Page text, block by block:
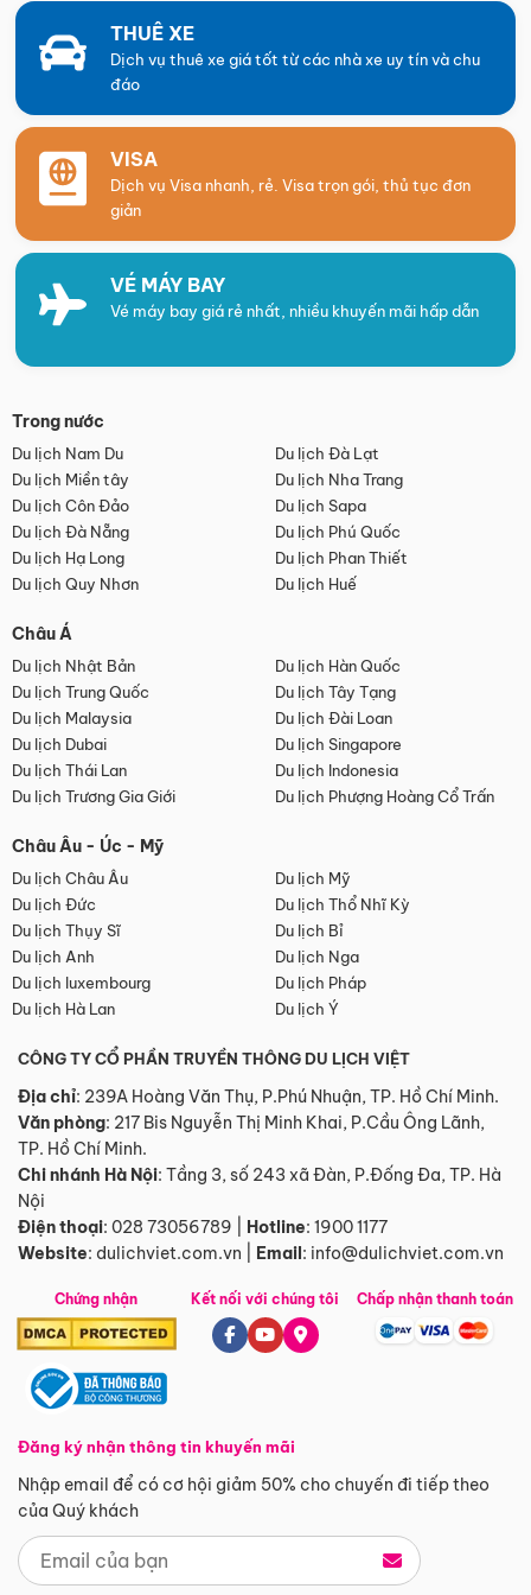
THUÊ XE
Dịch vụ thuê xe giá tốt từ các nhà xe uy tín và chu
đáo
VISA
Dịch vụ Visa nhanh, rẻ. Visa trọn gói, thủ tục đơn
giản
VÉ MÁY BAY
Vé máy bay giá rẻ nhất, nhiều khuyến mãi hấp dẫn
Trong nước
Du lịch Nam Du
Du lịch Đà Lạt
Du lịch Miền tây
Du lịch Nha Trang
Du lịch Côn Đảo
Du lịch Sapa
Du lịch Đà Nẵng
Du lịch Phú Quốc
Du lịch Hạ Long
Du lịch Phan Thiết
Du lịch Quy Nhơn
Du lịch Huế
Châu Á
Du lịch Nhật Bản
Du lịch Hàn Quốc
Du lịch Trung Quốc
Du lịch Tây Tạng
Du lịch Malaysia
Du lịch Đài Loan
Du lịch Dubai
Du lịch Singapore
Du lịch Thái Lan
Du lịch Indonesia
Du lịch Trương Gia Giới
Du lịch Phượng Hoàng Cổ Trấn
Châu Âu - Úc - Mỹ
Du lịch Châu Âu
Du lịch Mỹ
Du lịch Đức
Du lịch Thổ Nhĩ Kỳ
Du lịch Thụy Sĩ
Du lịch Bỉ
Du lịch Anh
Du lịch Nga
Du lịch luxembourg
Du lịch Pháp
Du lịch Hà Lan
Du lịch Ý
CÔNG TY CỔ PHẦN TRUYỀN THÔNG DU LỊCH VIỆT
Địa chỉ: 239A Hoàng Văn Thụ, P.Phú Nhuận, TP. Hồ Chí Minh.
Văn phòng: 217 Bis Nguyễn Thị Minh Khai, P.Cầu Ông Lãnh,
TP. Hồ Chí Minh.
Chi nhánh Hà Nội: Tầng 3, số 243 xã Đàn, P.Đống Đa, TP. Hà
Nội
Điện thoại: 028 73056789 Hotline: 1900 1177
Website: dulichviet.com.vn Email: info@dulichviet.com.vn
Chứng nhận
Đăng ký nhận thông tin khuyến mãi
Nhập email để có cơ hội giảm 50% cho chuyến đi tiếp theo
của Quý khách
Kết nối với chúng tôi Chấp nhận thanh toán